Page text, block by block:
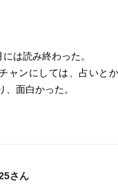
は読み終わった。
ャンにしては、占いと
、面白かった。
さん